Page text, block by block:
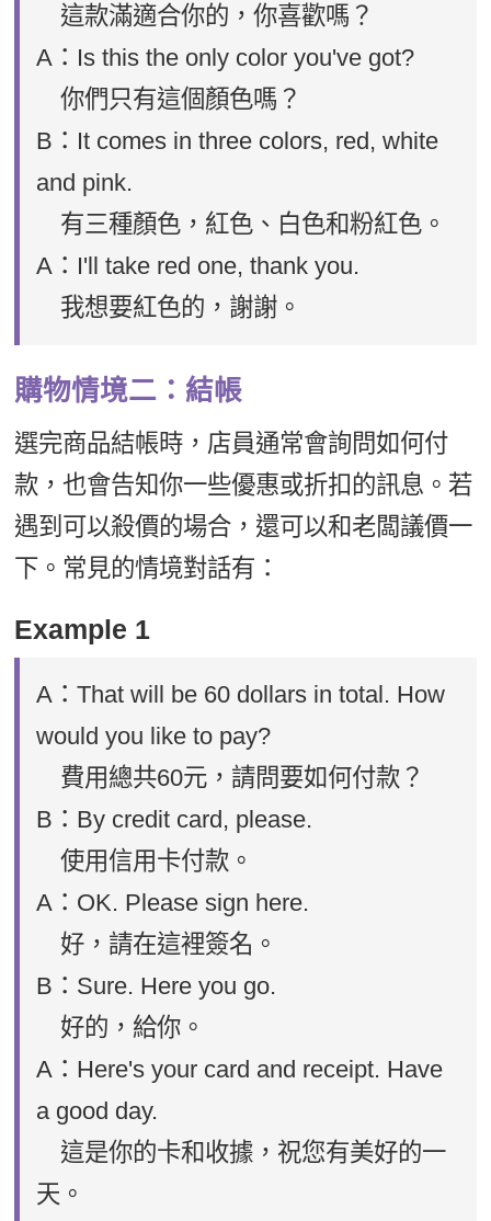
這款滿適合你的，你喜歡嗎？
A：Is this the only color you've got?
你們只有這個顏色嗎？
B：It comes in three colors, red, white
and pink.
有三種顏色，紅色、白色和粉紅色。
A：I'll take red one, thank you.
我想要紅色的，謝謝。
購物情境二：結帳
選完商品結帳時，店員通常會詢問如何付
款，也會告知你一些優惠或折扣的訊息。若
遇到可以殺價的場合，還可以和老闆議價一
下。常見的情境對話有：
Example 1
A：That will be 60 dollars in total. How
would you like to pay?
費用總共60元，請問要如何付款？
B：By credit card, please.
使用信用卡付款。
A：OK. Please sign here.
好，請在這裡簽名。
B：Sure. Here you go.
好的，給你。
A：Here's your card and receipt. Have
a good day.
這是你的卡和收據，祝您有美好的一
天。